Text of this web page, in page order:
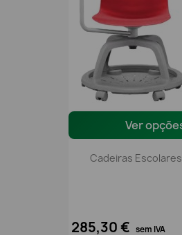
Ver
Cadeiras
285,30 € sem IVA